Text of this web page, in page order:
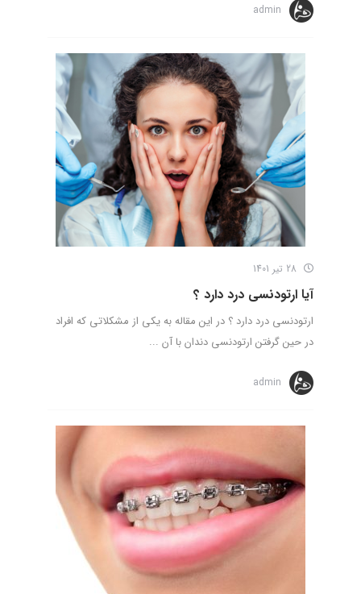
admin
آیا ارتودنسی درد دارد ؟
ارتودنسی درد دارد ؟ در این مقاله به یکی از مشکلاتی که افراد
در حین گرفتن ارتودنسی دندان با آن ...
admin